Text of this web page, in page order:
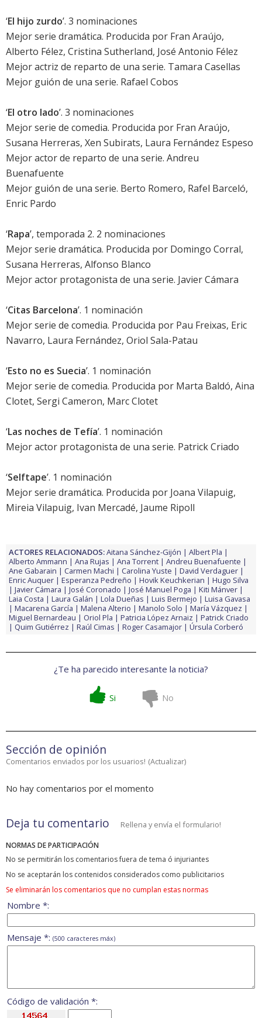
‘El hijo zurdo’. 3 nominaciones
Mejor serie dramática. Producida por Fran Araújo,
Alberto Félez, Cristina Sutherland, José Antonio Félez
Mejor actriz de reparto de una serie. Tamara Casellas
Mejor guión de una serie. Rafael Cobos
‘El otro lado’. 3 nominaciones
Mejor serie de comedia. Producida por Fran Araújo,
Susana Herreras, Xen Subirats, Laura Fernández Espeso
Mejor actor de reparto de una serie. Andreu
Buenafuente
Mejor guión de una serie. Berto Romero, Rafel Barceló,
Enric Pardo
‘Rapa’, temporada 2. 2 nominaciones
Mejor serie dramática. Producida por Domingo Corral,
Susana Herreras, Alfonso Blanco
Mejor actor protagonista de una serie. Javier Cámara
‘Citas Barcelona’. 1 nominación
Mejor serie de comedia. Producida por Pau Freixas, Eric
Navarro, Laura Fernández, Oriol Sala-Patau
‘Esto no es Suecia’. 1 nominación
Mejor serie de comedia. Producida por Marta Baldó, Aina
Clotet, Sergi Cameron, Marc Clotet
‘Las noches de Tefía’. 1 nominación
Mejor actor protagonista de una serie. Patrick Criado
‘Selftape’. 1 nominación
Mejor serie dramática. Producida por Joana Vilapuig,
Mireia Vilapuig, Ivan Mercadé, Jaume Ripoll
ACTORES RELACIONADOS:Aitana Sánchez-Gijón
Albert Pla
Alberto Ammann
Ana Rujas Ana Torrent
Andreu Buenafuente
Ane Gabarain
Carmen Machi Carolina Yuste
David Verdaguer
Enric Auquer
Esperanza Pedreño Hovik Keuchkerian
Hugo Silva
Javier Cámara
José Coronado José Manuel Poga
Kiti Mánver
Laia Costa
Laura Galán Lola Dueñas Luis Bermejo
Luisa Gavasa
Macarena García
Malena Alterio Manolo Solo
María Vázquez
Miguel Bernardeau
Oriol Pla Patricia López Arnaiz
Patrick Criado
Quim Gutiérrez
Raúl Cimas Roger Casamajor Úrsula Corberó
¿Te ha parecido interesante la noticia?
Si No
Sección de opinión
Comentarios enviados por los usuarios! (Actualizar)
No hay comentarios por el momento
Deja tu comentario Rellena y envía el formulario!
NORMAS DE PARTICIPACIÓN
No se permitirán los comentarios fuera de tema ó injuriantes
No se aceptarán los contenidos considerados como publicitarios
Se eliminarán los comentarios que no cumplan estas normas
Nombre *:
Mensaje *: (500 caracteres máx)
Código de validación *: